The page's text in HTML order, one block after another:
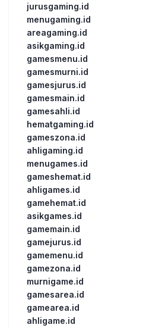
jurusgaming.id
menugaming.id
areagaming.id
asikgaming.id
gamesmenu.id
gamesmurni.id
gamesjurus.id
gamesmain.id
gamesahli.id
hematgaming.id
gameszona.id
ahligaming.id
menugames.id
gameshemat.id
ahligames.id
gamehemat.id
asikgames.id
gamemain.id
gamejurus.id
gamemenu.id
gamezona.id
murnigame.id
gamesarea.id
gamearea.id
ahligame.id